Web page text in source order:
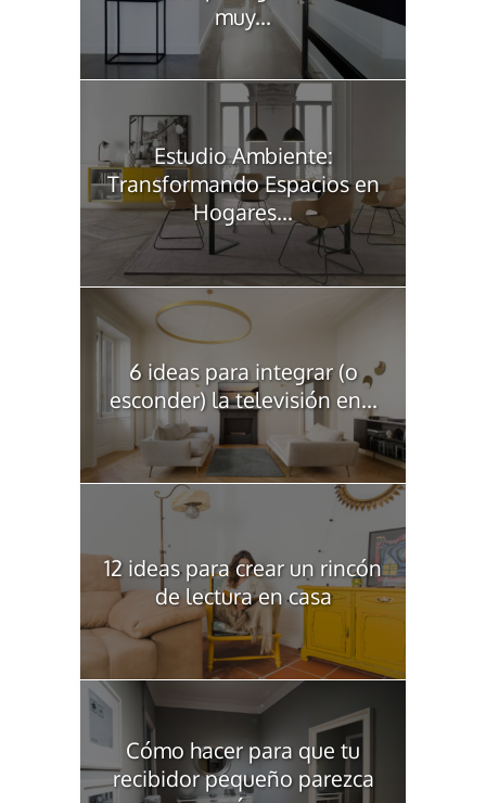
muy...
Estudio Ambiente:
Transformando Espacios en
Hogares...
6 ideas para integrar (o
esconder) la televisión en...
12 ideas para crear un rincón
de lectura en casa
Cómo hacer para que tu
recibidor pequeño parezca